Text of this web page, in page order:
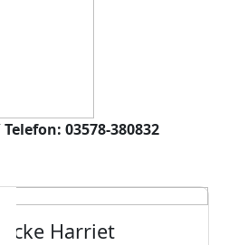
03578-380832
Harriet